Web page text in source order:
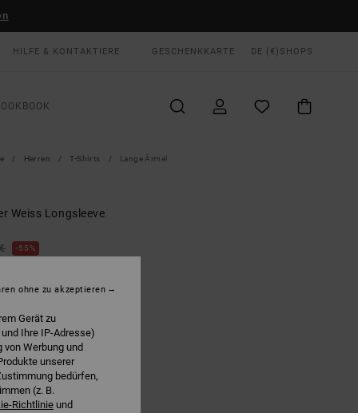
HILFE & KONTAKTIERE GESCHENKKARTE DE (€) SHOPS
Herren T-Shirts Lange Ärmel
Weiss Longsleeve
55%
RABATT EXTRA 25 %
White
Gerät zu
Ihre IP-Adresse)
Werbung und
unserer
bedürfen,
(z. B.
Richtlinie und
ohne zu akzeptieren